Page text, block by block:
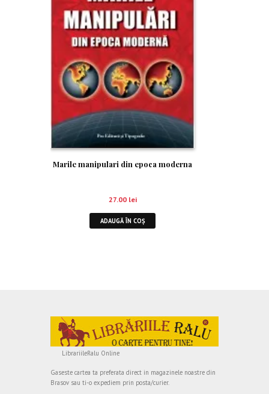
Marile manipulari din epoca moderna
27.00 lei
ADAUGĂ ÎN COȘ
LibrariileRalu Online
Gaseste cartea ta preferata direct in magazinele noastre din
Brasov sau ti-o expediem prin posta/curier.